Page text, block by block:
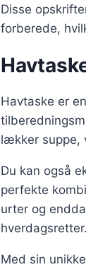
Disse
forberede,
Havtaske er
lækker suppe,
Du kan også
perfekte
urter og
hverdagsretter.
Med sin